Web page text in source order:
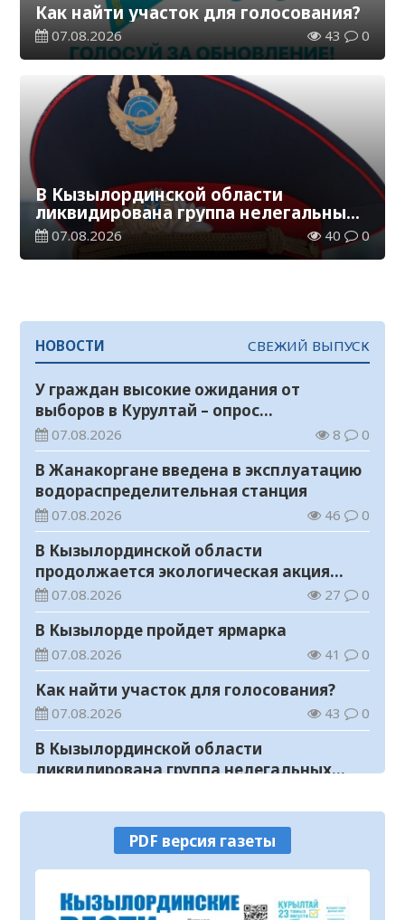
Как найти участок для голосования?
07.08.2026 43 0
В Кызылординской области
ликвидирована группа нелегальных
добытчиков золота
07.08.2026 40 0
НОВОСТИ СВЕЖИЙ ВЫПУСК
У граждан высокие ожидания от
выборов в Курултай – опрос
общественного мнения
07.08.2026 8 0
В Жанакоргане введена в эксплуатацию
водораспределительная станция
07.08.2026 46 0
В Кызылординской области
продолжается экологическая акция
«Таза Қазақстан»
07.08.2026 27 0
В Кызылорде пройдет ярмарка
07.08.2026 41 0
Как найти участок для голосования?
07.08.2026 43 0
В Кызылординской области
ликвидирована группа нелегальных
Аким области ознакомился с работой
племенного хозяйства в
Жанакорганском районе
07.08.2026 80 0
В Кызылординской области пройдут
PDF версия газеты